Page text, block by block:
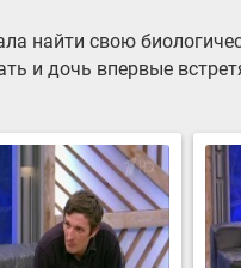
найти свою
и дочь впервые